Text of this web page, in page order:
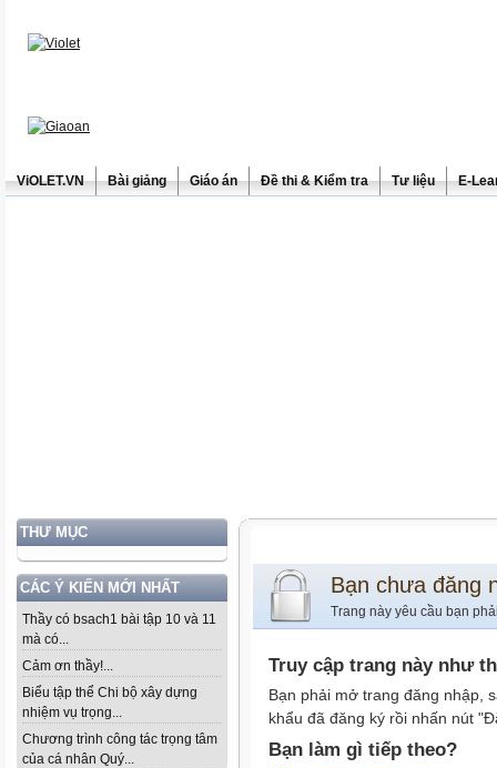
ViOLET.VN Bài giảng Giáo án Đề thi & Kiểm tra Tư liệu E-
THƯ MỤC
CÁC Ý KIẾN MỚI NHẤT
Thầy có bsach1 bài tập 10 và 11
mà có...
Cảm ơn thầy!...
Biểu tập thể Chi bộ xây dựng
nhiệm vụ trọng...
Chương trình công tác trọng tâm
của cá nhân Quý...
Bạn chưa đăng
Trang này yêu cầu bạn
Truy cập trang này như
Bạn phải mở trang đăng nhập,
khẩu đã đăng ký rồi nhấn nút
Bạn làm gì tiếp theo?